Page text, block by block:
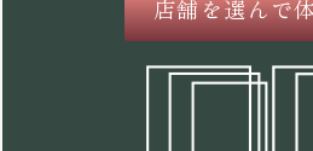
店舗を選んで